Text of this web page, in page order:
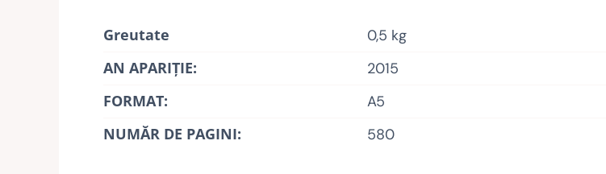
Greutate
0,5 kg
AN APARIŢIE:
2015
FORMAT:
A5
NUMĂR DE PAGINI:
580